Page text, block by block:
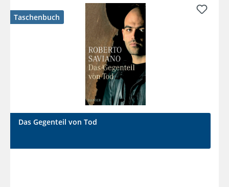
Taschenbuch
Das Gegenteil von Tod